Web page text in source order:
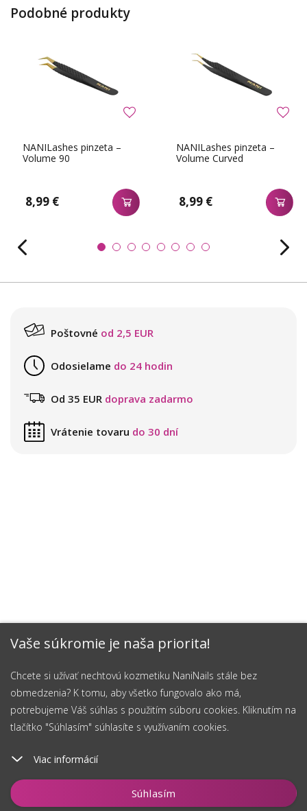
Vaše súkromie je naša priorita!
Chcete si užívať nechtovú kozmetiku NaniNails stále bez
obmedzenia? K tomu, aby všetko fungovalo ako má,
potrebujeme Váš súhlas s použitím súboru cookies. Kliknutím na
tlačítko "Súhlasím" súhlasíte s využívaním cookies.
Viac informácií
Súhlasím
Vložiť do košíka
Podobné produkty
NANILashes pinzeta –
Volume 90
8,99 €
NANILashes pinzeta –
Volume Curved
8,99 €
Poštovné od 2,5 EUR
Odosielame do 24 hodin
Od 35 EUR doprava zadarmo
Vrátenie tovaru do 30 dní